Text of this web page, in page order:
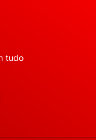
tudo